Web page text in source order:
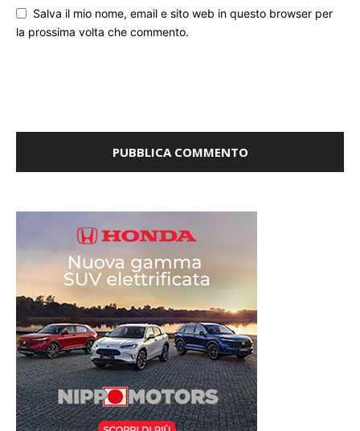
Salva il mio nome, email e sito web in questo browser per
la prossima volta che commento.